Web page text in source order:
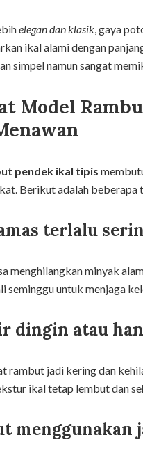
elegan dan klasik, gaya
ikal alami dengan
simpel namun sangat
Model
pendek ikal tipis
Berikut adalah beberapa
terlalu
menghilangkan minyak
seminggu untuk menjaga
dingin atau
rambut jadi kering dan
ikal tetap lembut dan